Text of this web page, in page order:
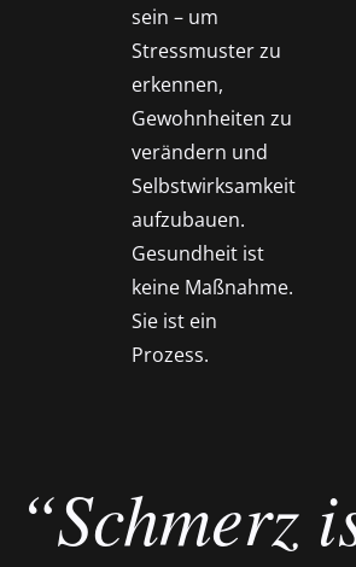
sein – um
Stressmuster zu
erkennen,
Gewohnheiten zu
verändern und
Selbstwirksamkeit
aufzubauen.
Gesundheit ist
keine Maßnahme.
Sie ist ein
Prozess.
“Schmerz